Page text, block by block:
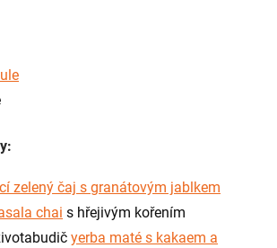
zelený čaj s granátovým jablkem
chai s hřejivým kořením
yerba maté s kakaem a